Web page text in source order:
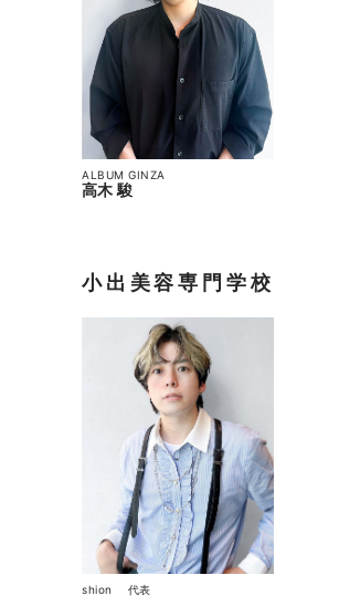
高木 駿
ALBUM GINZA
小出美容専門学校
shion 代表